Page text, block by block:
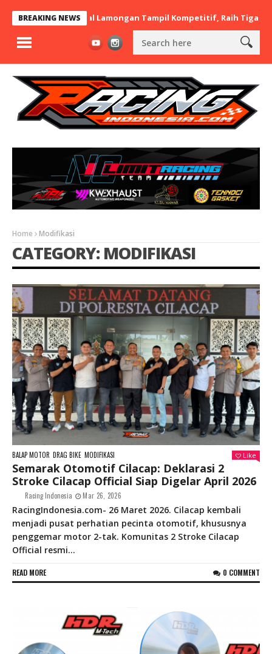
BREAKING NEWS
BaraBere Asal Lamongan Tampil Kompetitif, Raih Tiga Podium
Home Modifikasi
CATEGORY: MODIFIKASI
BALAP MOTOR DRAG BIKE MODIFIKASI Like
Semarak Otomotif Cilacap: Deklarasi 2
Stroke Cilacap Official Siap Digelar April 2026
Racing Indonesia Mar 26, 2026
RacingIndonesia.com- 26 Maret 2026. Cilacap kembali
menjadi pusat perhatian pecinta otomotif, khususnya
penggemar motor 2-tak. Komunitas 2 Stroke Cilacap
Official resmi...
READ MORE 0 COMMENT